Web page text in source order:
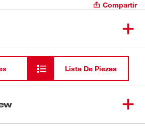
Compartir
Lista De Piezas